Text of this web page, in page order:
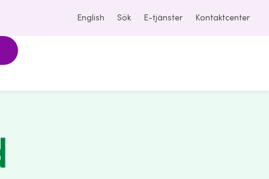
English Sök E-tjänster Kontaktcenter